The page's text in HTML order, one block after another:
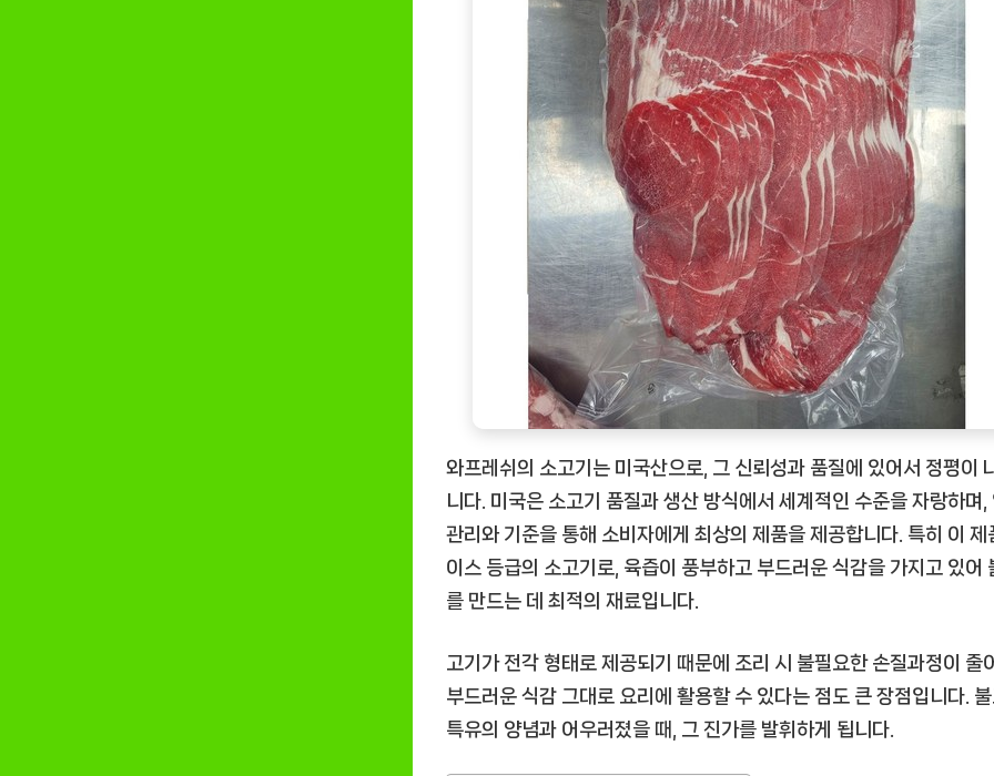
전
각
냉
동
대
용
량
리
뷰
[EatingNOW
ㅣ
추
천
상
품]
와프레쉬의 소고기는 미국산으로, 그 신뢰성과 품질에 있어서 정평이
니다. 미국은 소고기 품질과 생산 방식에서 세계적인 수준을 자랑하며,
관리와 기준을 통해 소비자에게 최상의 제품을 제공합니다. 특히 이 제
이스 등급의 소고기로, 육즙이 풍부하고 부드러운 식감을 가지고 있어
를 만드는 데 최적의 재료입니다.
고기가 전각 형태로 제공되기 때문에 조리 시 불필요한 손질과정이 줄
부드러운 식감 그대로 요리에 활용할 수 있다는 점도 큰 장점입니다. 불
특유의 양념과 어우러졌을 때, 그 진가를 발휘하게 됩니다.